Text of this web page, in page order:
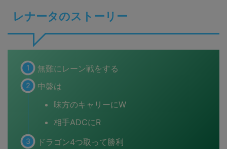
レナータのストーリー
無難にレーン戦をする
中盤は
味方のキャリーにW
相手ADCにR
ドラゴン4つ取って勝利